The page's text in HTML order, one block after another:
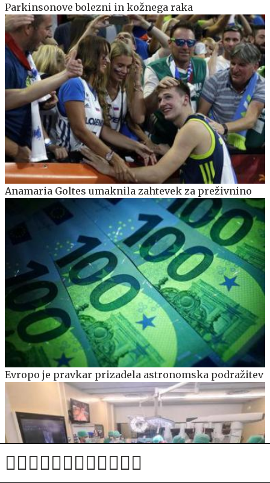
Parkinsonove bolezni in kožnega raka
Anamaria Goltes umaknila zahtevek za preživnino
Evropo je pravkar prizadela astronomska podražitev